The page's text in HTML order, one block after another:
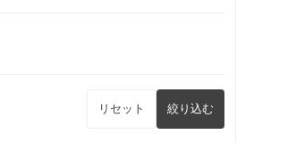
リセット 絞り込む